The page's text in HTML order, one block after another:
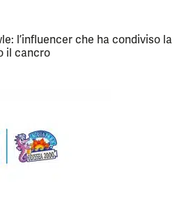
l’influencer che ha condiviso la
il cancro